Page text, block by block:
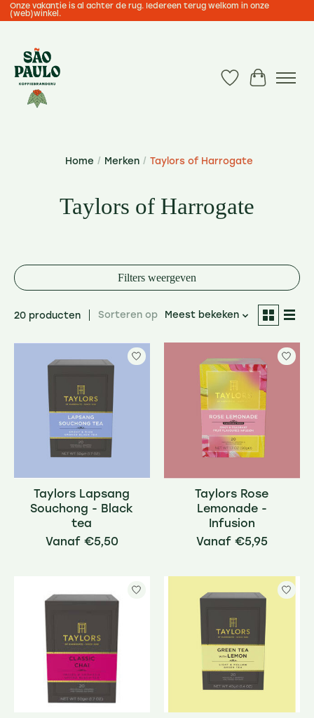
Onze vakantie is al achter de rug. Iedereen terug welkom in onze
(web)winkel.
Verlanglijst
Home / Merken / Taylors of Harrogate
Taylors of Harrogate
Filters weergeven
20 producten Sorteren op Meest bekeken
Taylors Lapsang
Souchong - Black
tea
€5,50
Taylors Rose
Lemonade -
Infusion
€5,95